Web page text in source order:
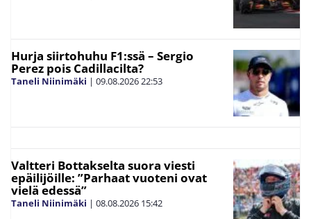
Hurja siirtohuhu F1:ssä – Sergio
Perez pois Cadillacilta?
Taneli Niinimäki | 09.08.202622:53
Valtteri Bottakselta suora viesti
epäilijöille: ”Parhaat vuoteni ovat
vielä edessä”
Taneli Niinimäki | 08.08.2026 15:42